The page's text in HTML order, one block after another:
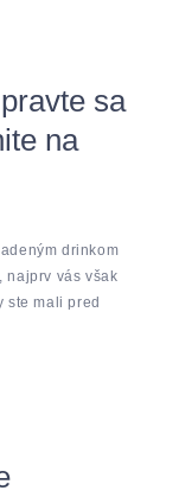
sa
na
drinkom
najprv vás však
ste mali pred